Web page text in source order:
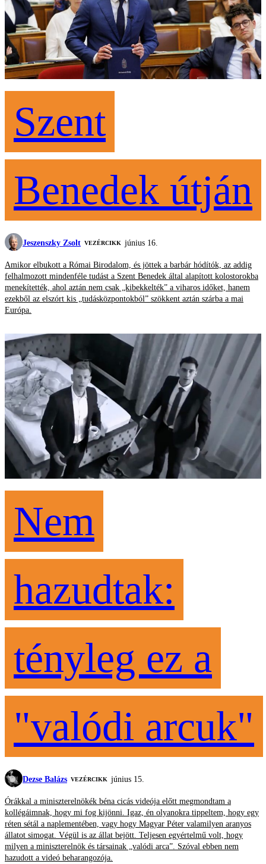
Szent
Benedek útján
Jeszenszky Zsolt VEZÉRCIKK június 16.
Amikor elbukott a Római Birodalom, és jöttek a barbár hódítók, az addig
felhalmozott mindenféle tudást a Szent Benedek által alapított kolostorokba
menekítették, ahol aztán nem csak „kibekkelték” a viharos időket, hanem
ezekből az elszórt kis „tudásközpontokból” szökkent aztán szárba a mai
Európa.
Nem
hazudtak:
tényleg ez a
"valódi arcuk"
Dezse Balázs VEZÉRCIKK június 15.
Órákkal a miniszterelnökék béna cicás videója előtt megmondtam a
kollégáimnak, hogy mi fog kijönni. Igaz, én olyanokra tippeltem, hogy egy
réten sétál a naplementében, vagy hogy Magyar Péter valamilyen aranyos
állatot simogat. Végül is az állat bejött. Teljesen egyértelmű volt, hogy
milyen a miniszterelnök és társainak „valódi arca”. Szóval ebben nem
hazudott a videó beharangozója.